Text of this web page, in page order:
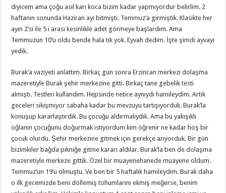
diyicem ama çoğu asıl karı koca bizim kadar yapmıyordur belirlim. 2
haftanın sonunda Haziran ayı bitmişti. Temmuz’a girmiştik. Klasikte her
ayın 2’si ile 5 i arası kesinlikle adet görmeye başlardım. Ama
Temmuzun 10’u oldu bende hala tık yok. Eyvah dedim. İşte şimdi ayvayı
yedik.
Burak’a vaziyeti anlattım. Birkaç gün sonra Erzincan merkezi dolaşma
mazeretiyle Burak şehir merkezine gitti. Birkaç tane gebelik testi
almıştı. Testleri kullandım. Hepsinde netice aynıydı hamileydim. Artık
geceleri sikişmiyor sabaha kadar bu mevzuyu tartışıyorduk. Burak’la
konuşup kararlaştırdık. Bu çocuğu aldırmalıydık. Ama bu yakışıklı
oğlanın çocuğunu doğurmak istiyordum kim öğrenir ne kadar hoş bir
çocuk olurdu. Şehir merkezine gitmek için gerekçe arıyorduk. Bir gün
bizimkiler bağda pikniğe gitme kararı aldılar. Burak’la ben de dolaşma
mazeretiyle merkeze gittik. Özel bir muayenehanede muayene oldum.
Temmuz’un 19’u olmuştu. Ve ben bir 5 haftalık hamileydim. Burak daha
o ilk gecemizde beni döllemiş tohumlarını ekmiş meğerse, benim